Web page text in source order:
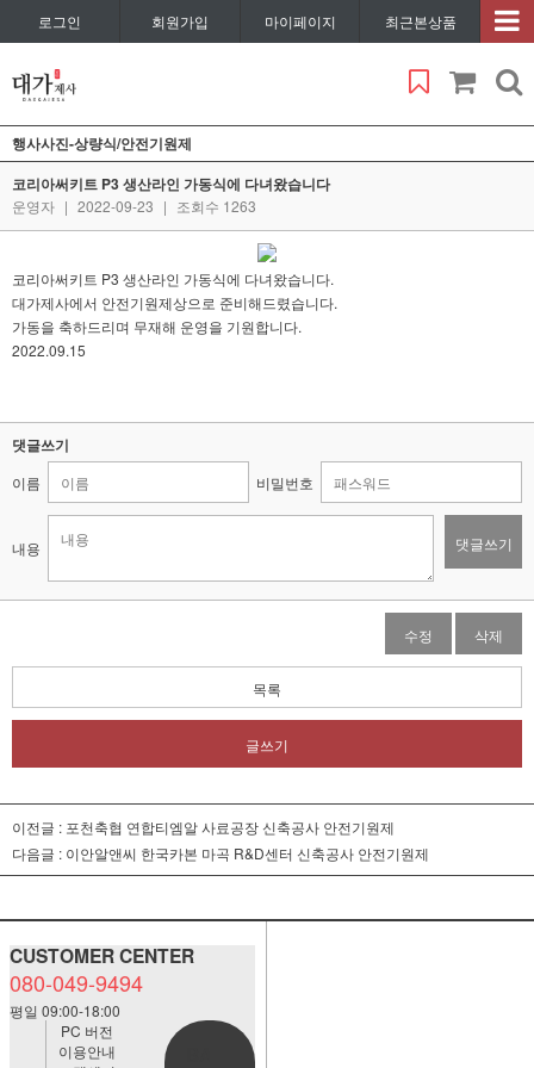
로그인 회원가입 마이페이지 최근본상품
행사사진-상량식/안전기원제
코리아써키트 P3 생산라인 가동식에 다녀왔습니다
운영자 | 2022-09-23 | 조회수 1263
코리아써키트 P3 생산라인 가동식에 다녀왔습니다.
대가제사에서 안전기원제상으로 준비해드렸습니다.
가동을 축하드리며 무재해 운영을 기원합니다.
2022.09.15
댓글쓰기
이름 비밀번호
내용 댓글쓰기
수정 삭제
목록
글쓰기
이전글 : 포천축협 연합티엠알 사료공장 신축공사 안전기원제
다음글 : 이안알앤씨 한국카본 마곡 R&D센터 신축공사 안전기원제
CUSTOMER CENTER
080-049-9494
평일 09:00-18:00
PC 버전
이용안내